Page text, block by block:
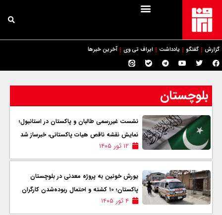
گزارش گفتگو یادداشت ایراف تی وی آخرین خبرها
بلوچستان
نشست غیررسمی طالبان و پاکستان در استانبول؛
نمایش نقشه ناقص هیات پاکستانی، خبرساز شد
۱۲ ثور ۱۴۰۵
یورش خونین به پروژه معدنی در بلوچستان
پاکستان؛ ۱۰ کشته و احتمال ربوده‌شدن کارگران
۴ ثور ۱۴۰۵